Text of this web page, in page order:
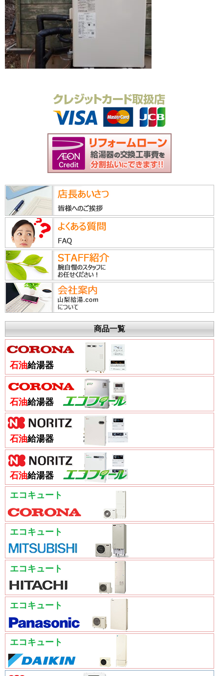
商品一覧
石油給湯器
石油給湯器
石油給湯器
石油給湯器
エコキュート
エコキュート
エコキュート
エコキュート
エコキュート